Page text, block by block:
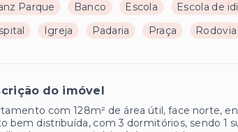
Parque Banco Escola Escola de
Igreja Padaria Praça Rodovia
do imóvel
com 128m² de área útil, face norte,
bem distribuída, com 3 dormitórios, sendo 1